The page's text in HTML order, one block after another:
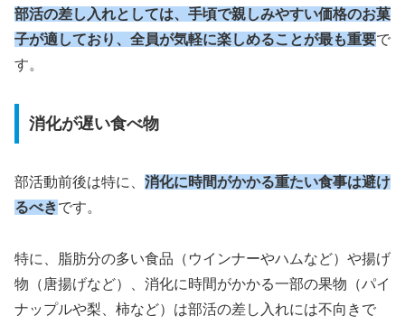
部活の差し入れとしては、手頃で親しみやすい価格のお菓
子が適しており、全員が気軽に楽しめることが最も重要で
す。
消化が遅い食べ物
部活動前後は特に、 消化に時間がかかる重たい食事は避け
るべきです。
特に、脂肪分の多い食品（ウインナーやハムなど）や揚げ
物（唐揚げなど）、消化に時間がかかる一部の果物（パイ
ナップルや梨、柿など）は部活の差し入れには不向きで